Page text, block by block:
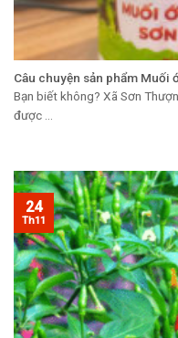
Câu chuyện sản phẩm Muối
Bạn biết không? Xã Sơn
được ...
24
Th11